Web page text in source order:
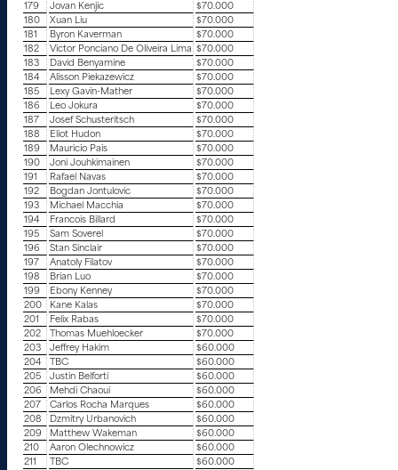
179
Jovan Kenjic
$70.000
180
Xuan Liu
$70.000
181
Byron Kaverman
$70.000
182
Victor Ponciano De Oliveira Lima $70.000
183
David Benyamine
$70.000
184
Alisson Piekazewicz
$70.000
185
Lexy Gavin-Mather
$70.000
186
Leo Jokura
$70.000
187
Josef Schusteritsch
$70.000
188
Eliot Hudon
$70.000
189
Mauricio Pais
$70.000
190
Joni Jouhkimainen
$70.000
191
Rafael Navas
$70.000
192
Bogdan Jontulovic
$70.000
193
Michael Macchia
$70.000
194
Francois Billard
$70.000
195
Sam Soverel
$70.000
196
Stan Sinclair
$70.000
197
Anatoly Filatov
$70.000
198
Brian Luo
$70.000
199
Ebony Kenney
$70.000
200
Kane Kalas
$70.000
201
Felix Rabas
$70.000
202
Thomas Muehloecker
$70.000
203
Jeffrey Hakim
$60.000
204
TBC
$60.000
205
Justin Belforti
$60.000
206
Mehdi Chaoui
$60.000
207
Carlos Rocha Marques
$60.000
208
Dzmitry Urbanovich
$60.000
209
Matthew Wakeman
$60.000
210
Aaron Olechnowicz
$60.000
211
TBC $60.000